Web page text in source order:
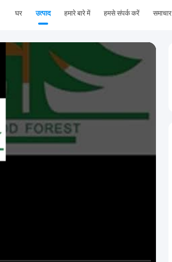
घर उत्पाद हमारे बारे में हमसे संपर्क करें समाचार